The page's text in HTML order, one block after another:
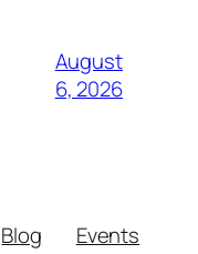
August
6, 2026
Blog
Events